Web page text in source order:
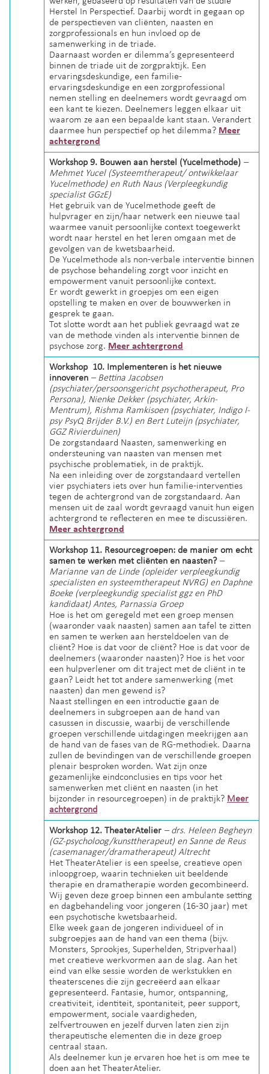
Herstel In Perspectief. Daarbij wordt in gegaan op
de perspectieven van cliënten, naasten en
zorgprofessionals en hun invloed op de
samenwerking in de triade.
Daarnaast worden er dilemma’s gepresenteerd
binnen de triade uit de zorgpraktijk. Een
ervaringsdeskundige, een familie-
ervaringsdeskundige en een zorgprofessional
nemen stelling en deelnemers wordt gevraagd om
een kant te kiezen. Deelnemers leggen elkaar uit
waarom ze aan een bepaalde kant staan. Verandert
daarmee hun perspectief op het dilemma? Meer
achtergrond
Workshop 9. Bouwen aan herstel (Yucelmethode) –
Mehmet Yucel (Systeemtherapeut/ ontwikkelaar
Yucelmethode) en Ruth Naus (Verpleegkundig
specialist GGzE)
Het gebruik van de Yucelmethode geeft de
hulpvrager en zijn/haar netwerk een nieuwe taal
waarmee vanuit persoonlijke context toegewerkt
wordt naar herstel en het leren omgaan met de
gevolgen van de kwetsbaarheid.
De Yucelmethode als non-verbale interventie binnen
de psychose behandeling zorgt voor inzicht en
empowerment vanuit persoonlijke context.
Er wordt gewerkt in groepjes om een eigen
opstelling te maken en over de bouwwerken in
gesprek te gaan.
Tot slotte wordt aan het publiek gevraagd wat ze
van de methode vinden als interventie binnen de
psychose zorg. Meer achtergrond
Workshop 10. Implementeren is het nieuwe
innoveren – Bettina Jacobsen
(psychiater/persoonsgericht psychotherapeut, Pro
Persona), Nienke Dekker (psychiater, Arkin-
Mentrum), Rishma Ramkisoen (psychiater, Indigo I-
psy PsyQ Brijder B.V.) en Bert Luteijn (psychiater,
GGZ Rivierduinen)
De zorgstandaard Naasten, samenwerking en
ondersteuning van naasten van mensen met
psychische problematiek, in de praktijk.
Na een inleiding over de zorgstandaard vertellen
vier psychiaters iets over hun familie-interventies
tegen de achtergrond van de zorgstandaard. Aan
mensen uit de zaal wordt gevraagd vanuit hun eigen
achtergrond te reflecteren en mee te discussiëren.
Meer achtergrond
Workshop 11. Resourcegroepen: de manier om echt
samen te werken met cliënten en naasten? –
Marianne van de Linde (opleider verpleegkundig
specialisten en systeemtherapeut NVRG) en Daphne
Boeke (verpleegkundig specialist ggz en PhD
kandidaat) Antes, Parnassia Groep
Hoe is het om geregeld met een groep mensen
(waaronder vaak naasten) samen aan tafel te zitten
en samen te werken aan hersteldoelen van de
cliënt? Hoe is dat voor de cliënt? Hoe is dat voor de
deelnemers (waaronder naasten)? Hoe is het voor
een hulpverlener om dit traject met de cliënt in te
gaan? Leidt het tot andere samenwerking (met
naasten) dan men gewend is?
Naast stellingen en een introductie gaan de
deelnemers in subgroepen aan de hand van
casussen in discussie, waarbij de verschillende
groepen verschillende uitdagingen meekrijgen aan
de hand van de fases van de RG-methodiek. Daarna
zullen de bevindingen van de verschillende groepen
plenair besproken worden. Wat zijn onze
gezamenlijke eindconclusies en tips voor het
samenwerken met cliënt en naasten (in het
bijzonder in resourcegroepen) in de praktijk? Meer
achtergrond
Workshop 12. TheaterAtelier – drs. Heleen Begheyn
(GZ-psycholoog/kunsttherapeut) en Sanne de Reus
(casemanager/dramatherapeut) Altrecht
Het TheaterAtelier is een speelse, creatieve open
inloopgroep, waarin technieken uit beeldende
therapie en dramatherapie worden gecombineerd.
Wij geven deze groep binnen een ambulante setting
en dagbehandeling voor jongeren (16-30 jaar) met
een psychotische kwetsbaarheid.
Elke week gaan de jongeren individueel of in
subgroepjes aan de hand van een thema (bijv.
Monsters, Sprookjes, Superhelden, Stripverhaal)
met creatieve werkvormen aan de slag. Aan het
eind van elke sessie worden de werkstukken en
theaterscenes die zijn gecreëerd aan elkaar
gepresenteerd. Fantasie, humor, ontspanning,
creativiteit, identiteit, spontaniteit, peer support,
empowerment, sociale vaardigheden,
zelfvertrouwen en jezelf durven laten zien zijn
therapeutische elementen die in deze groep
centraal staan.
Als deelnemer kun je ervaren hoe het is om mee te
doen aan het TheaterAtelier.